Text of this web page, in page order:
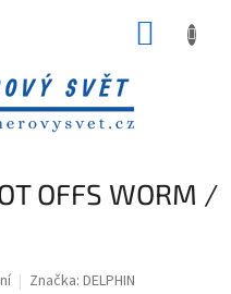
OFFS WORM /
Značka: DELPHIN